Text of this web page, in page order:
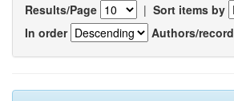
Results/Page | Sort items by
In order
Authors/record